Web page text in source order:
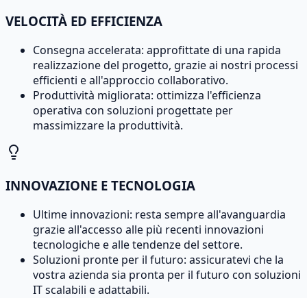
VELOCITÀ ED EFFICIENZA
Consegna accelerata: approfittate di una rapida
realizzazione del progetto, grazie ai nostri processi
efficienti e all'approccio collaborativo.
Produttività migliorata: ottimizza l'efficienza
operativa con soluzioni progettate per
massimizzare la produttività.
INNOVAZIONE E TECNOLOGIA
Ultime innovazioni: resta sempre all'avanguardia
grazie all'accesso alle più recenti innovazioni
tecnologiche e alle tendenze del settore.
Soluzioni pronte per il futuro: assicuratevi che la
vostra azienda sia pronta per il futuro con soluzioni
IT scalabili e adattabili.